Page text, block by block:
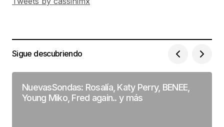
Sigue descubriendo
NuevasSondas: Rosalía, Katy Perry, BENEE,
Young Miko, Fred again.. y más